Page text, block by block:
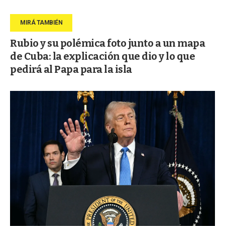
Rubio y su polémica foto junto a un mapa
de Cuba: la explicación que dio y lo que
pedirá al Papa para la isla